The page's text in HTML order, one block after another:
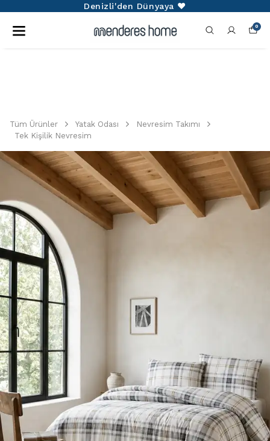
Denizli'den Dünyaya ❤️
0
Tüm Ürünler Yatak Odası
Nevresim Takımı
Tek Kişilik Nevresim